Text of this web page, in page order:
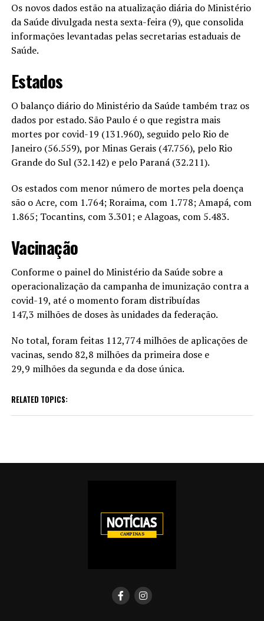
Os novos dados estão na atualização diária do Ministério
da Saúde divulgada nesta sexta-feira (9), que consolida
informações levantadas pelas secretarias estaduais de
Saúde.
Estados
O balanço diário do Ministério da Saúde também traz os
dados por estado. São Paulo é o que registra mais
mortes por covid-19 (131.960), seguido pelo Riode
Janeiro(56.559), por Minas Gerais (47.756), pelo Rio
Grande do Sul (32.142) e pelo Paraná (32.211).
Os estados com menor número de mortes pela doença
são o Acre, com 1.764; Roraima, com 1.778; Amapá, com
1.865; Tocantins, com 3.301; e Alagoas, com 5.483.
Vacinação
Conforme o painel do Ministério da Saúde sobre a
operacionalização da campanha de imunização contra a
covid-19, até o momento foram distribuídas
147,3 milhões de doses às unidades da federação.
No total, foram feitas 112,774 milhões de aplicações de
vacinas, sendo 82,8 milhões da primeira dose e
29,9 milhões da segunda e da dose única.
RELATED TOPICS: